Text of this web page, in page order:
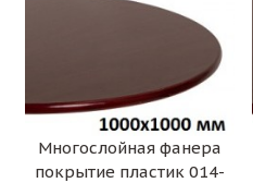
Многослойная фанера
покрытие пластик 014-